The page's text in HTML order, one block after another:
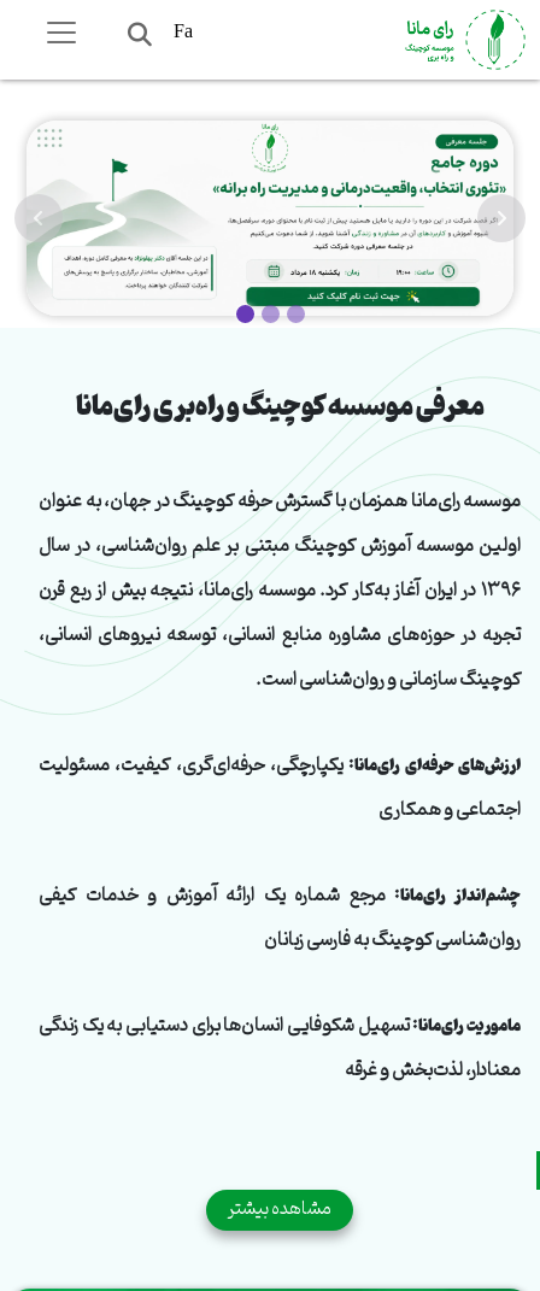
Fa
معرفی موسسه کوچینگ و راه‌بری رای‌مانا
موسسه رای‌مانا همزمان با گسترش حرفه کوچینگ در جهان، به عنوان
اولین موسسه آموزش کوچینگ مبتنی بر علم روان‌شناسی، در سال
۱۳۹۶ در ایران آغاز به‌کار کرد. موسسه رای‌مانا، نتیجه بیش از ربع قرن
تجربه در حوزه‌های مشاوره منابع انسانی، توسعه نیروهای انسانی،
کوچینگ سازمانی و روان‌شناسی است.
ارزش‌های حرفه‌ای رای‌مانا: یکپارچگی، حرفه‌ای‌گری، کیفیت، مسئولیت
اجتماعی و همکاری
چشم‌انداز رای‌مانا: مرجع شماره یک ارائه آموزش و خدمات کیفی
روان‌شناسی کوچینگ به فارسی زبانان
ماموریت رای‌مانا:تسهیل شکوفایی انسان‌ها برای دستیابی به یک زندگی
معنادار، لذت‌بخش و غرقه
مشاهده بیشتر